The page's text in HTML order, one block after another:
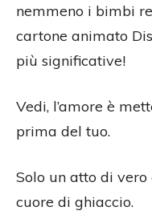
nemmeno i bimbi
cartone animato
più significative!
Vedi, l’amore è
prima del tuo.
Solo un atto di
cuore di ghiaccio.